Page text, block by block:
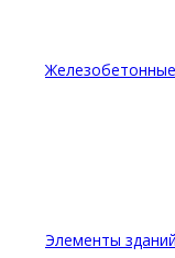
Элементы